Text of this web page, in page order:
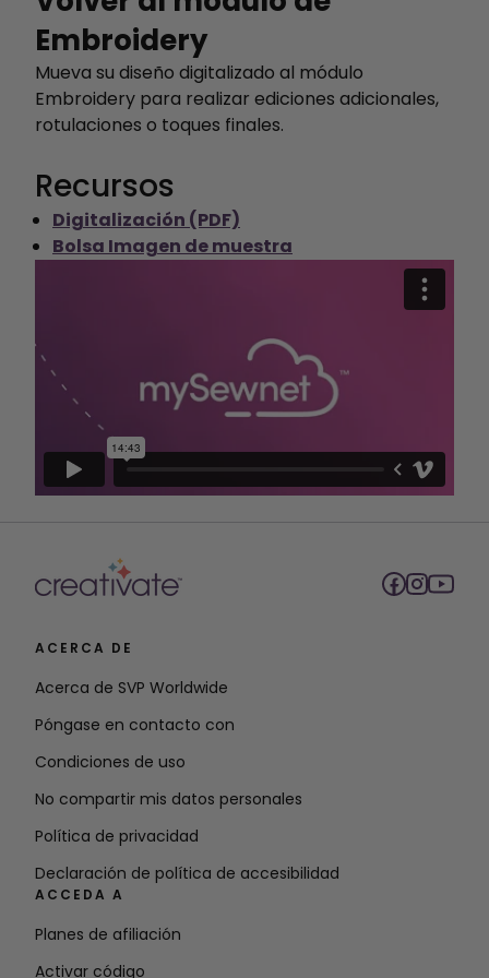
Embroidery
Mueva su diseño digitalizado al módulo
Embroidery para realizar ediciones adicionales,
rotulaciones o toques finales.
Recursos
Digitalización (PDF)
Bolsa Imagen de muestra
ACERCA DE
Acerca de SVP Worldwide
Póngase en contacto con
Condiciones de uso
No compartir mis datos personales
Política de privacidad
Declaración de política de accesibilidad
ACCEDA A
Planes de afiliación
Activar código